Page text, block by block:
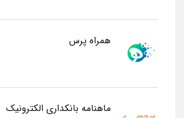
همراه پرس
ماهنامه بانکداری الکترونیک